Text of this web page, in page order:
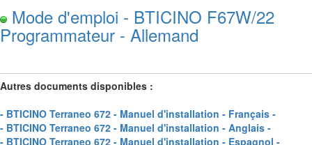
Mode d'emploi - BTICINO F67W/22
Programmateur - Allemand
Autres documents disponibles :
- BTICINO Terraneo 672 - Manuel d'installation - Français -
- BTICINO Terraneo 672 - Manuel d'installation - Anglais -
- BTICINO Terraneo 672 - Manuel d'installation - Espagnol -